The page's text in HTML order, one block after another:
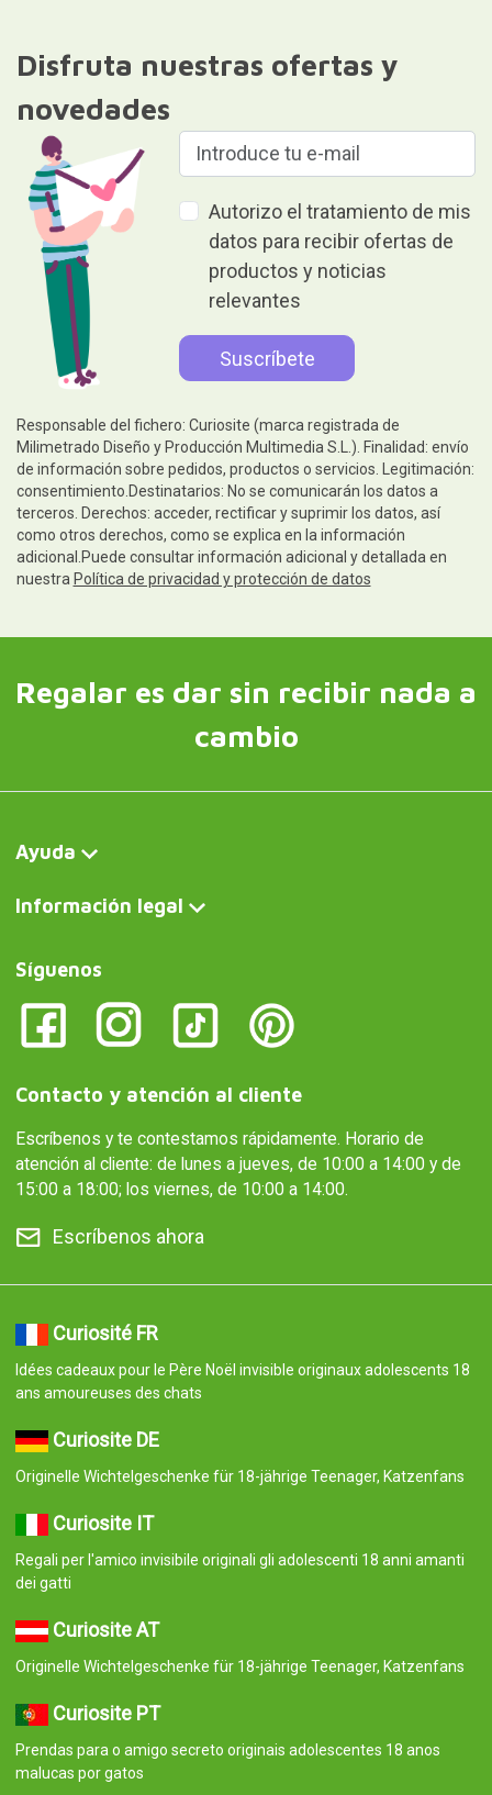
Disfruta nuestras ofertas y
novedades
Autorizo el tratamiento de mis
datos para recibir ofertas de
productos y noticias
relevantes
Responsable del fichero: Curiosite (marca registrada de
Milimetrado Diseño y Producción Multimedia S.L.). Finalidad: envío
de información sobre pedidos, productos o servicios. Legitimación:
consentimiento.Destinatarios: No se comunicarán los datos a
terceros. Derechos: acceder, rectificar y suprimir los datos, así
como otros derechos, como se explica en la información
adicional.Puede consultar información adicional y detallada en
nuestra Política de privacidad y protección de datos
Regalar es dar sin recibir nada a
cambio
Ayuda
Información legal
Síguenos
Contacto y atención al cliente
Escríbenos y te contestamos rápidamente. Horario de
atención al cliente: de lunes a jueves, de 10:00 a 14:00 y de
15:00 a 18:00; los viernes, de 10:00 a 14:00.
Escríbenos ahora
Curiosité FR
Idées cadeaux pour le Père Noël invisible originaux adolescents 18
ans amoureuses des chats
Curiosite DE
Originelle Wichtelgeschenke für 18-jährige Teenager, Katzenfans
Curiosite IT
Regali per l'amico invisibile originali gli adolescenti 18 anni amanti
dei gatti
Curiosite AT
Originelle Wichtelgeschenke für 18-jährige Teenager, Katzenfans
Curiosite PT
Prendas para o amigo secreto originais adolescentes 18 anos
malucas por gatos